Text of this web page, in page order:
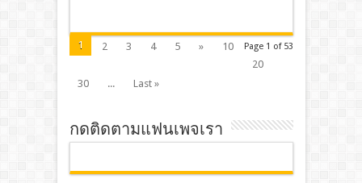
Page 1 of 53
1 2 3 4 5 »
10
20
30
... Last »
กดติดตามแฟนเพจเรา